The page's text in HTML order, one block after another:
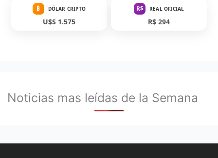
₿ DÓLAR CRIPTO
U$S 1.575
R$ REAL OFICIAL
R$ 294
Noticias mas leídas de la Semana